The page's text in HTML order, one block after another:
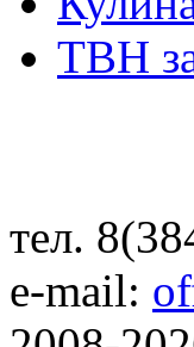
ТВН
тел.
e-mail: